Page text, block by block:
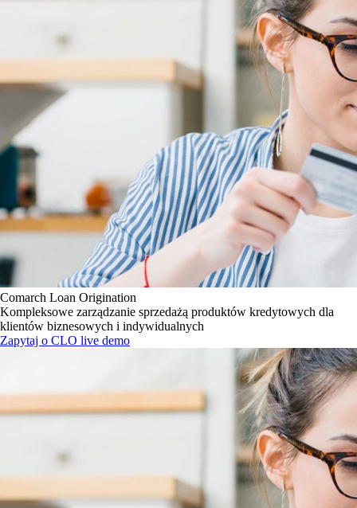
Comarch Loan Origination
Kompleksowe zarządzanie sprzedażą produktów kredytowych dla
klientów biznesowych i indywidualnych
Zapytaj o CLO live demo